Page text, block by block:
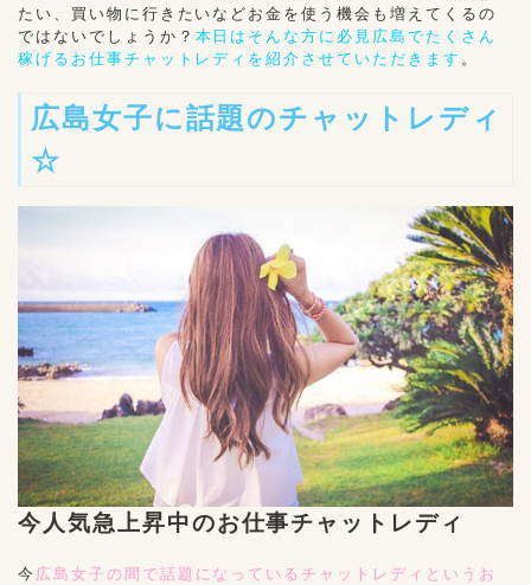
たい、買い物に行きたいなどお金を使う機会も増えてくるの
ではないでしょうか？ 本日はそんな方に必見広島でたくさん
稼げるお仕事チャットレディを紹介させていただきます 。
広島女子に話題のチャットレディ
☆
今人気急上昇中のお仕事チャットレディ
今 広島女子の間で話題になっているチャットレディというお